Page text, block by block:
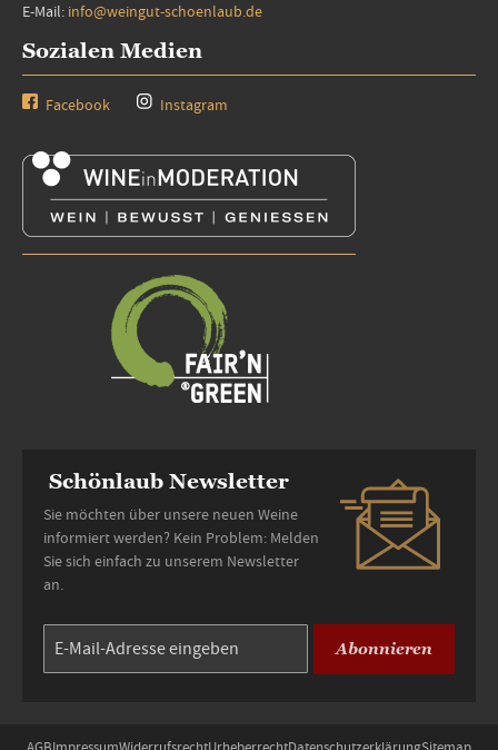
E-Mail: info@weingut-schoenlaub.de
Sozialen Medien
Facebook Instagram
Schönlaub Newsletter
Sie möchten über unsere neuen Weine
informiert werden? Kein Problem: Melden
Sie sich einfach zu unserem Newsletter
an.
Abonnieren